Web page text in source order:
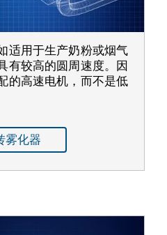
适用于生产奶粉或烟气
有较高的圆周速度。因
的高速电机，而不是低
雾化器